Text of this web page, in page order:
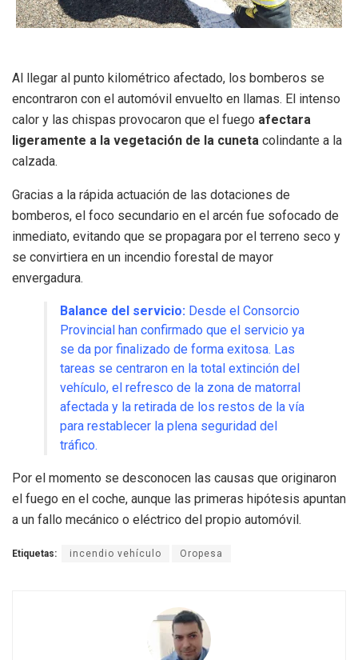
Al llegar al punto kilométrico afectado, los bomberos se
encontraron con el automóvil envuelto en llamas. El intenso
calor y las chispas provocaron que el fuego afectara
ligeramente a la vegetación de la cuneta colindante a la
calzada.
Gracias a la rápida actuación de las dotaciones de
bomberos, el foco secundario en el arcén fue sofocado de
inmediato, evitando que se propagara por el terreno seco y
se convirtiera en un incendio forestal de mayor
envergadura.
Balance del servicio: Desde el Consorcio
Provincial han confirmado que el servicio ya
se da por finalizado de forma exitosa. Las
tareas se centraron en la total extinción del
vehículo, el refresco de la zona de matorral
afectada y la retirada de los restos de la vía
para restablecer la plena seguridad del
tráfico.
Por el momento se desconocen las causas que originaron
el fuego en el coche, aunque las primeras hipótesis apuntan
a un fallo mecánico o eléctrico del propio automóvil.
Etiquetas: incendio vehículo Oropesa